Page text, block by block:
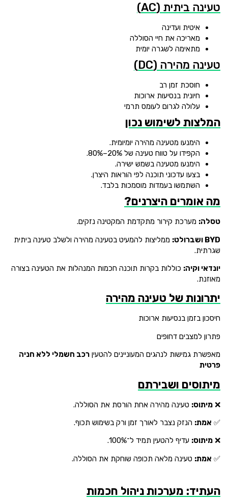
טעינה ביתית (AC)
איטית ועדינה
מאריכה את חיי הסוללה
מתאימה לשגרה יומית
טעינה מהירה (DC)
חוסכת זמן רב
חיונית בנסיעות ארוכות
עלולה לגרום לעומס תרמי
המלצות לשימוש נכון
הימנעו מטעינה מהירה יומיומית.
הקפידו על טווח טעינה של 20%–80%.
הימנעו מטעינה בשמש ישירה.
בצעו עדכוני תוכנה לפי הוראות היצרן.
השתמשו בעמדות מוסמכות בלבד.
מה אומרים היצרנים?
טסלה: מערכת קירור מתקדמת המקטינה נזקים.
BYD ושברולט:
ממליצות להמעיט בטעינה מהירה ולשלב טעינה ביתית
שגרתית.
יונדאי וקיה: כוללות בקרות תוכנה חכמות המנהלות את הטעינה בצורה
מאוזנת.
יתרונות של טעינה מהירה
חיסכון בזמן בנסיעות ארוכות
פתרון למצבים דחופים
מאפשרת גמישות לנהגים המעוניינים להטעין רכב חשמלי ללא חניה
פרטית
מיתוסים ושבירתם
❌ מיתוס: טעינה מהירה אחת הורסת את הסוללה.
✅ אמת: הנזק נצבר לאורך זמן ורק בשימוש תכוף.
❌ מיתוס: עדיף להטעין תמיד ל־100%.
✅ אמת: טעינה מלאה תכופה שוחקת את הסוללה.
העתיד: מערכות ניהול חכמות